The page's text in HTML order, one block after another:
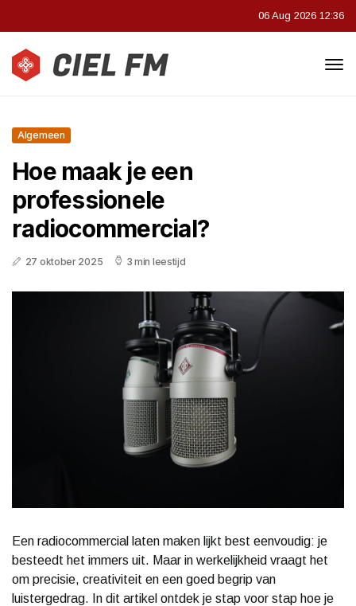
06 Aug 2026 12:36
Algemeen
Hoe maak je een
professionele
radiocommercial?
27 oktober 2025 3 min leestijd
Een radiocommercial laten maken lijkt best eenvoudig: je
besteedt het immers uit. Maar in werkelijkheid vraagt het
om precisie, creativiteit en een goed begrip van
luistergedrag. In dit artikel ontdek je stap voor stap hoe je